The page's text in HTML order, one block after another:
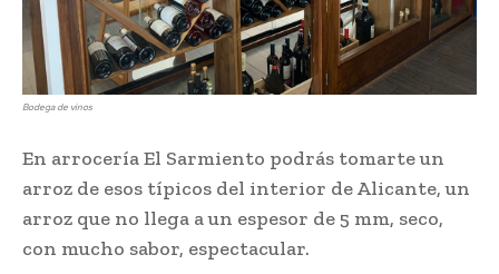
Bodega de vinos
En arrocería El Sarmiento podrás tomarte un
arroz de esos típicos del interior de Alicante, un
arroz que no llega a un espesor de 5 mm, seco,
con mucho sabor, espectacular.